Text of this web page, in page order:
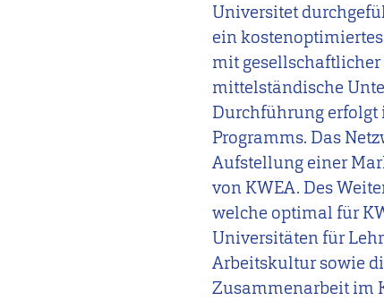
Universitet
ein
mit
mittelständische
Durchführung erfolgt
Programms. Das
Aufstellung einer
von KWEA. Des
welche optimal für
Universitäten für
Arbeitskultur sowie
Zusammenarbeit im